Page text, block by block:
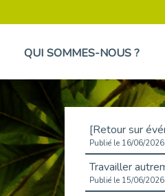
QUI SOMMES-NOUS ?
Publié le 16/06/2026
Publié le 15/06/2026